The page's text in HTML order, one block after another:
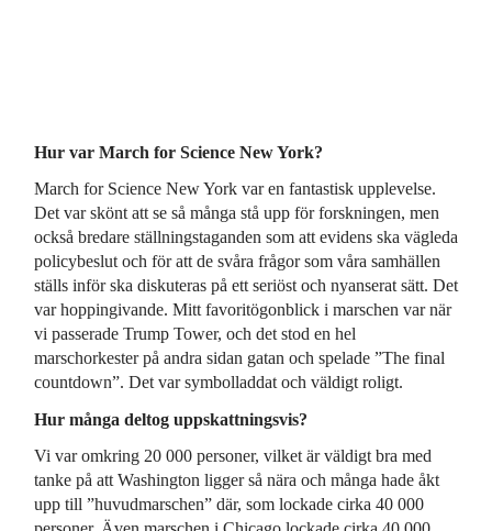
Hur var March for Science New York?
March for Science New York var en fantastisk upplevelse.
Det var skönt att se så många stå upp för forskningen, men
också bredare ställningstaganden som att evidens ska vägleda
policybeslut och för att de svåra frågor som våra samhällen
ställs inför ska diskuteras på ett seriöst och nyanserat sätt. Det
var hoppingivande. Mitt favoritögonblick i marschen var när
vi passerade Trump Tower, och det stod en hel
marschorkester på andra sidan gatan och spelade ”The final
countdown”. Det var symbolladdat och väldigt roligt.
Hur många deltog uppskattningsvis?
Vi var omkring 20 000 personer, vilket är väldigt bra med
tanke på att Washington ligger så nära och många hade åkt
upp till ”huvudmarschen” där, som lockade cirka 40 000